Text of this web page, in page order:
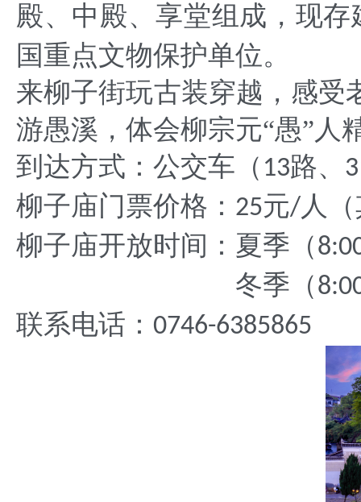
殿、中殿、享堂组成，现
国重点文物保护单位。
来柳子街玩古装穿越，感受
游愚溪，体会柳宗元“愚”人
到达方式：公交车（ 13路、
柳子庙门票价格： 25元/ 人
柳子庙开放时间：夏季（
冬季（
联系电话： 0746-6385865